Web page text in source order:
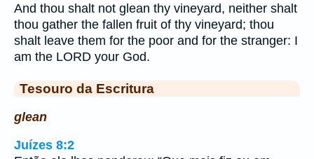
And thou shalt not glean thy vineyard, neither shalt
thou gather the fallen fruit of thy vineyard; thou
shalt leave them for the poor and for the stranger: I
am the LORD your God.
Tesouro da Escritura
glean
Juízes 8:2